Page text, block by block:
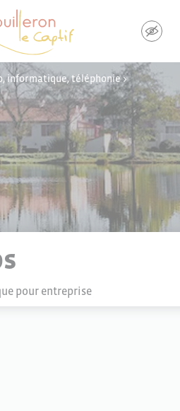
informatique, téléphonie>
pour entreprise